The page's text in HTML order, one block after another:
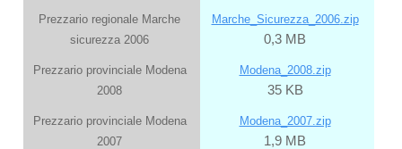
Prezzario regionale Marche
sicurezza 2006
Marche_Sicurezza_2006.zip
0,3 MB
Prezzario provinciale Modena
2008
Modena_2008.zip
35 KB
Prezzario provinciale Modena
2007
Modena_2007.zip
1,9 MB